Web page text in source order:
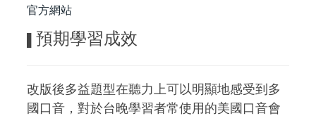
官方網站
預期學習成效
改版後多益題型在聽力上可以明顯地感受到多
國口音，對於台晚學習者常使用的美國口音會